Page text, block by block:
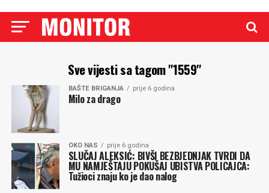
Sve vijesti sa tagom "1559"
BAŠTE BRIGANJA prije 6 godina
Milo za drago
OKO NAS prije 6 godina
SLUČAJ ALEKSIĆ: BIVŠI BEZBJEDNJAK TVRDI DA
MU NAMJEŠTAJU POKUŠAJ UBISTVA POLICAJCA:
Tužioci znaju ko je dao nalog